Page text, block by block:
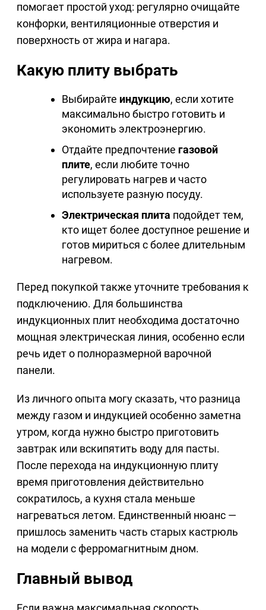
помогает простой уход: регулярно очищайте
конфорки, вентиляционные отверстия и
поверхность от жира и нагара.
Какую плиту выбрать
Выбирайте индукцию, если хотите
максимально быстро готовить и
экономить электроэнергию.
Отдайте предпочтение газовой
плите, если любите точно
регулировать нагрев и часто
используете разную посуду.
Электрическая плита подойдет тем,
кто ищет более доступное решение и
готов мириться с более длительным
нагревом.
Перед покупкой также уточните требования к
подключению. Для большинства
индукционных плит необходима достаточно
мощная электрическая линия, особенно если
речь идет о полноразмерной варочной
панели.
Из личного опыта могу сказать, что разница
между газом и индукцией особенно заметна
утром, когда нужно быстро приготовить
завтрак или вскипятить воду для пасты.
После перехода на индукционную плиту
время приготовления действительно
сократилось, а кухня стала меньше
нагреваться летом. Единственный нюанс —
пришлось заменить часть старых кастрюль
на модели с ферромагнитным дном.
Главный вывод